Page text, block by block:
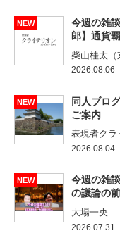
NEW
今週の雑
郎】通貨
柴山桂太（
2026.08.06
NEW
同人ブロ
ご案内
表現者クラ
2026.08.04
NEW
今週の雑
の議論の前
大場一央
2026.07.31